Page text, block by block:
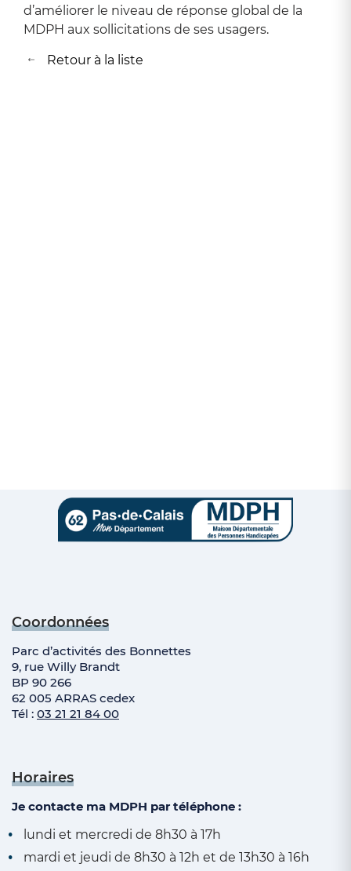
d’améliorer le niveau de réponse global de la
MDPH aux sollicitations de ses usagers.
Retour à la liste
Retour à la liste
Coordonnées
Parc d’activités des Bonnettes
9, rue Willy Brandt
BP 90 266
62 005 ARRAS cedex
Tél : 03 21 21 84 00
Horaires
Je contacte ma MDPH par téléphone :
lundi et mercredi de 8h30 à 17h
mardi et jeudi de 8h30 à 12h et de 13h30 à 16h